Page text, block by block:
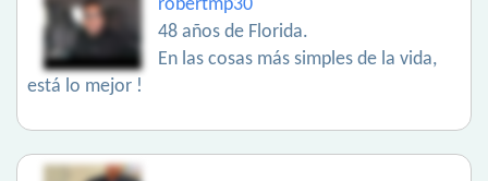
robertmp30
48 años de Florida.
En las cosas más simples de la vida,
está lo mejor !